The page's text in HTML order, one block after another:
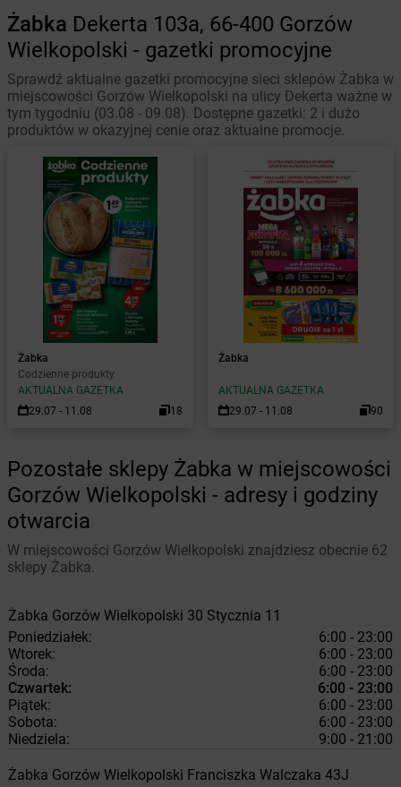
Żabka Dekerta 103a, 66-400 Gorzów
Wielkopolski - gazetki promocyjne
Sprawdź aktualne gazetki promocyjne sieci sklepów Żabka w
miejscowości Gorzów Wielkopolski na ulicy Dekerta ważne w
tym tygodniu (03.08 - 09.08). Dostępne gazetki: 2 i dużo
produktów w okazyjnej cenie oraz aktualne promocje.
Żabka
Codzienne produkty
AKTUALNA GAZETKA
29.07 - 11.08
18
Żabka
AKTUALNA GAZETKA
29.07 - 11.08
90
Pozostałe sklepy Żabka w miejscowości
Gorzów Wielkopolski - adresy i godziny
otwarcia
W miejscowości Gorzów Wielkopolski znajdziesz obecnie 62
sklepy Żabka.
Żabka Gorzów Wielkopolski 30 Stycznia 11
Poniedziałek:
6:00 - 23:00
Wtorek:
6:00 - 23:00
Środa:
6:00 - 23:00
Czwartek:
6:00 - 23:00
Piątek:
6:00 - 23:00
Sobota:
6:00 - 23:00
Niedziela:
9:00 - 21:00
Żabka Gorzów Wielkopolski Franciszka Walczaka 43J